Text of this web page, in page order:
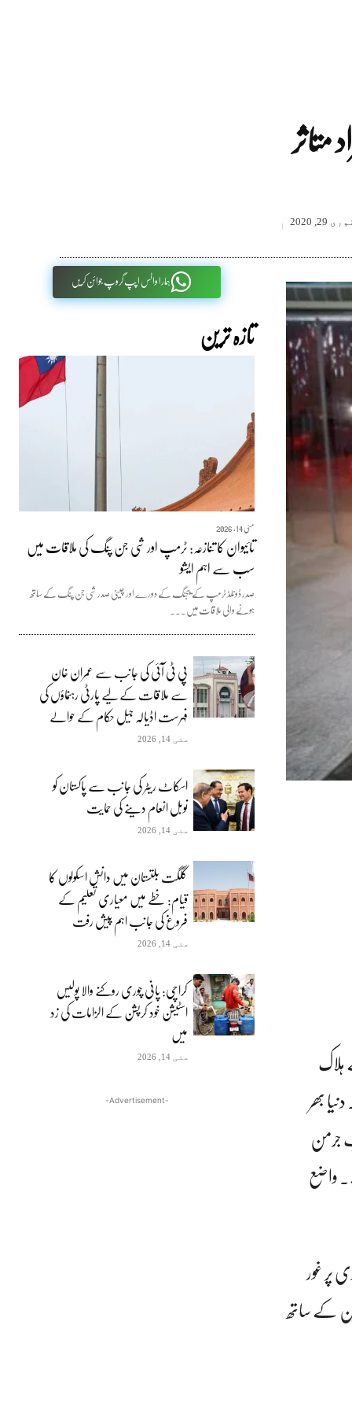
29, 2020
ہمارا واٹس اپپ گروپ جوائن کریں
تازہ ترین
مئی 14, 2026
تائیوان کا تنازعہ: ٹرمپ اور شی جن پنگ کی ملاقات میں
سب سے اہم ایشو
صدر ڈونلڈ ٹرمپ کے بیجنگ کے دورے اور چینی صدر شی جن پنگ کے ساتھ
ہونے والی ملاقات میں...
پی ٹی آئی کی جانب سے عمران خان
سے ملاقات کے لیے پارٹی رہنماؤں کی
فہرست اڈیالہ جیل حکام کے حوالے
مئی 14, 2026
اسکاٹ ریٹر کی جانب سے پاکستان کو
نوبل انعام دینے کی حمایت
مئی 14, 2026
گلگت بلتستان میں دانش اسکولوں کا
قیام: خطے میں معیاری تعلیم کے
فروغ کی جانب اہم پیش رفت
مئی 14, 2026
کراچی: پانی چوری روکنے والا پولیس
اسٹیشن خود کرپشن کے الزامات کی زد
میں
مئی 14, 2026
-Advertisement-
دنیا بھر
شب جرمن
واضع
پر غور
کے ساتھ